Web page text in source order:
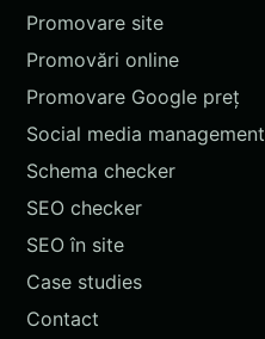
Promovare site
Promovări online
Promovare Google preț
Social media management
Schema checker
SEO checker
SEO în site
Case studies
Contact